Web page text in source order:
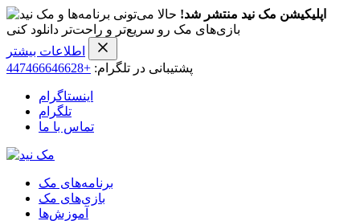
اپلیکیشن مک نید منتشر شد! حالا می‌تونی برنامه‌ها و
بازی‌های مک رو سریع‌تر و راحت‌تر دانلود کنی
اطلاعات بیشتر
پشتیبانی در تلگرام: +447466646628
اینستاگرام
تلگرام
تماس با ما
برنامه‌های مک
بازی‌های مک
آموزش‌ها